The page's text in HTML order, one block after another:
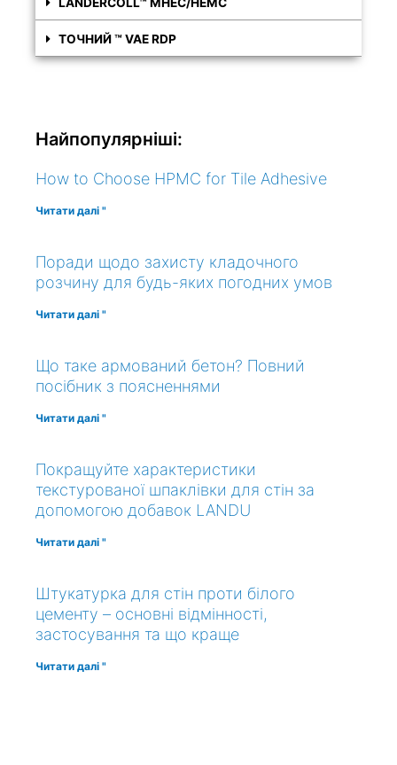
ТОЧНИЙ ™ VAE RDP
Найпопулярніші:
How to Choose HPMC for Tile Adhesive
Читати далі "
Поради щодо захисту кладочного
розчину для будь-яких погодних умов
Читати далі "
Що таке армований бетон? Повний
посібник з поясненнями
Читати далі "
Покращуйте характеристики
текстурованої шпаклівки для стін за
допомогою добавок LANDU
Читати далі "
Штукатурка для стін проти білого
цементу – основні відмінності,
застосування та що краще
Читати далі "